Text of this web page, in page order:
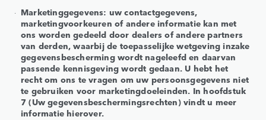
Marketinggegevens: uw contactgegevens,
marketingvoorkeuren of andere informatie kan met
ons worden gedeeld door dealers of andere partners
van derden, waarbij de toepasselijke wetgeving inzake
gegevensbescherming wordt nageleefd en daarvan
passende kennisgeving wordt gedaan. U hebt het
recht om ons te vragen om uw persoonsgegevens niet
te gebruiken voor marketingdoeleinden. In hoofdstuk
7 (Uw gegevensbeschermingsrechten) vindt u meer
informatie hierover.